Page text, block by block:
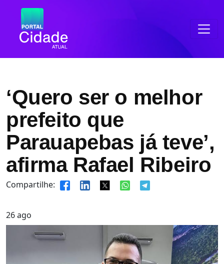
‘Quero ser o melhor
prefeito que
Parauapebas já teve’,
afirma Rafael Ribeiro
Compartilhe:
26ago